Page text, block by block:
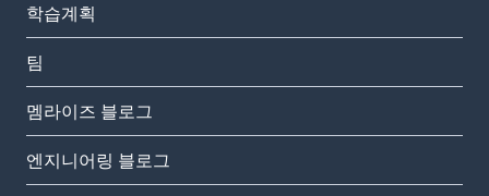
학습계획
팀
멤라이즈 블로그
엔지니어링 블로그